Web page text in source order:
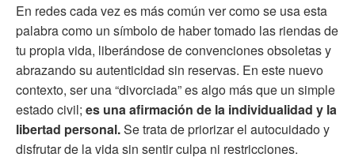
En redes cada vez es más común ver como se usa esta
palabra como un símbolo de haber tomado las riendas de
tu propia vida, liberándose de convenciones obsoletas y
abrazando su autenticidad sin reservas. En este nuevo
contexto, ser una “divorciada” es algo más que un simple
estado civil; es una afirmación de la individualidad y la
libertad personal.Se trata de priorizar el autocuidado y
disfrutar de la vida sin sentir culpa ni restricciones.